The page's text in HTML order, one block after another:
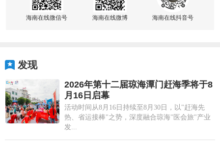
海南在线微信号 海南在线微博 海南在线抖音号
发现
2026年第十二届琼海潭门赶海季将于8
月16日启幕
活动时间从8月16日持续至8月30日，以"赶海先
热、省运接棒"之势，深度融合琼海"医会旅"产业
发...